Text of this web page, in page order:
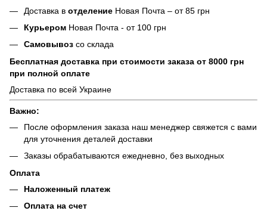
Доставка в отделение Новая Почта – от 85 грн
Курьером Новая Почта - от 100 грн
Самовывоз со склада
Бесплатная доставка при стоимости заказа от 8000 грн
при полной оплате
Доставка по всей Украине
Важно:
После оформления заказа наш менеджер свяжется с вами
для уточнения деталей доставки
Заказы обрабатываются ежедневно, без выходных
Оплата
Наложенный платеж
Оплата на счет